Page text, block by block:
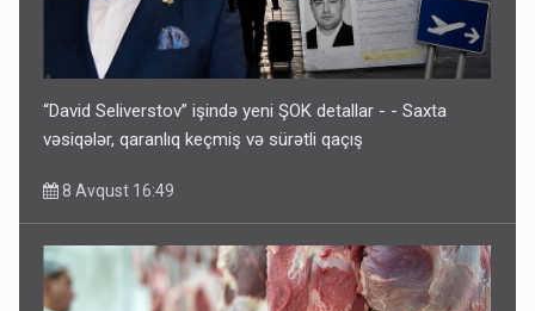
“David Seliverstov” işində yeni ŞOK detallar - - Saxta
vəsiqələr, qaranlıq keçmiş və sürətli qaçış
8 Avqust 16:49